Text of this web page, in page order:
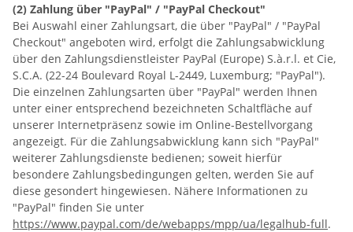
(2) Zahlung über "PayPal" / "PayPal Checkout"
Bei Auswahl einer Zahlungsart, die über "PayPal" / "PayPal
Checkout" angeboten wird, erfolgt die Zahlungsabwicklung
über den Zahlungsdienstleister PayPal (Europe) S.à.r.l. et Cie,
S.C.A. (22-24 Boulevard Royal L-2449, Luxemburg; "PayPal").
Die einzelnen Zahlungsarten über "PayPal" werden Ihnen
unter einer entsprechend bezeichneten Schaltfläche auf
unserer Internetpräsenz sowie im Online-Bestellvorgang
angezeigt. Für die Zahlungsabwicklung kann sich "PayPal"
weiterer Zahlungsdienste bedienen; soweit hierfür
besondere Zahlungsbedingungen gelten, werden Sie auf
diese gesondert hingewiesen. Nähere Informationen zu
"PayPal" finden Sie unter
https://www.paypal.com/de/webapps/mpp/ua/legalhub-full.